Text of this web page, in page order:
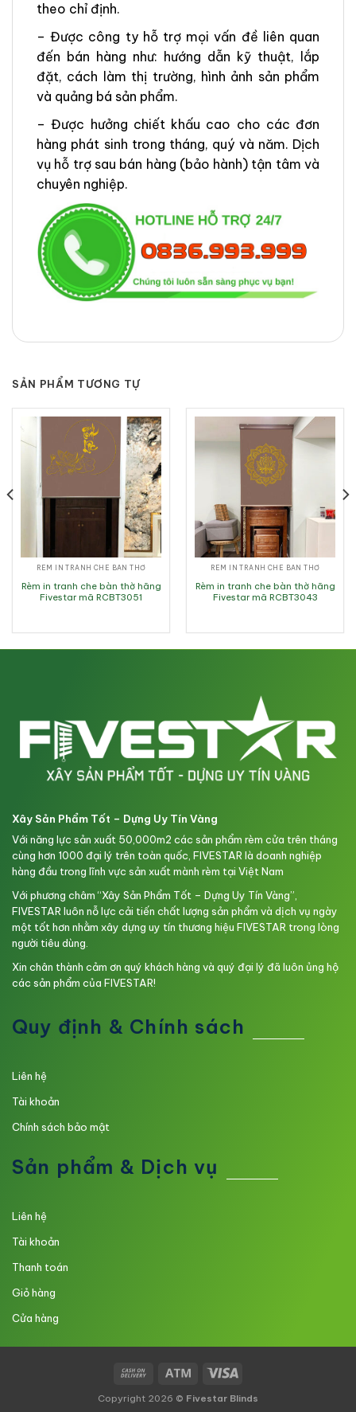
theo chỉ định.
– Được công ty hỗ trợ mọi vấn đề liên quan
đến bán hàng như: hướng dẫn kỹ thuật, lắp
đặt, cách làm thị trường, hình ảnh sản phẩm
và quảng bá sản phẩm.
– Được hưởng chiết khấu cao cho các đơn
hàng phát sinh trong tháng, quý và năm. Dịch
vụ hỗ trợ sau bán hàng (bảo hành) tận tâm và
chuyên nghiệp.
SẢN PHẨM TƯƠNG TỰ
RÈM IN TRANH CHE BÀN THỜ
Rèm in tranh che bàn thờ hãng
Fivestar mã RCBT3051
RÈM IN TRANH CHE BÀN THỜ
Rèm in tranh che bàn thờ hãng
Fivestar mã RCBT3043
Xây Sản Phẩm Tốt – Dựng Uy Tín Vàng
Với năng lực sản xuất 50,000m2 các sản phẩm rèm cửa trên tháng
cùng hơn 1000 đại lý trên toàn quốc, FIVESTAR là doanh nghiệp
hàng đầu trong lĩnh vực sản xuất mành rèm tại Việt Nam
Với phương châm “Xây Sản Phẩm Tốt – Dựng Uy Tín Vàng”,
FIVESTAR luôn nỗ lực cải tiến chất lượng sản phẩm và dịch vụ ngày
một tốt hơn nhằm xây dựng uy tín thương hiệu FIVESTAR trong lòng
người tiêu dùng.
Xin chân thành cảm ơn quý khách hàng và quý đại lý đã luôn ủng hộ
các sản phẩm của FIVESTAR!
Quy định & Chính sách
Liên hệ
Tài khoản
Chính sách bảo mật
Sản phẩm & Dịch vụ
Liên hệ
Tài khoản
Thanh toán
Giỏ hàng
Cửa hàng
Copyright 2026 © Fivestar Blinds